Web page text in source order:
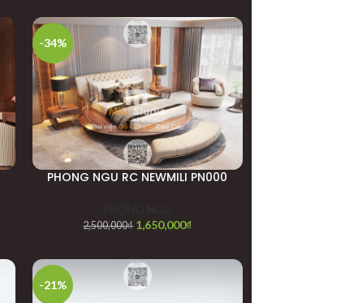
-34%
PHONG NGU RC NEWMILI PN000
2,500,000₫ 1,650,000₫
-21%